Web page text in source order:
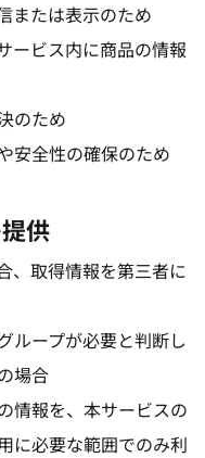
または表示のため
ービス内に商品の情報
のため
安全性の確保のため
供
、取得情報を第三者に
ループが必要と判断し
場合
情報を、本サービスの
に必要な範囲でのみ利